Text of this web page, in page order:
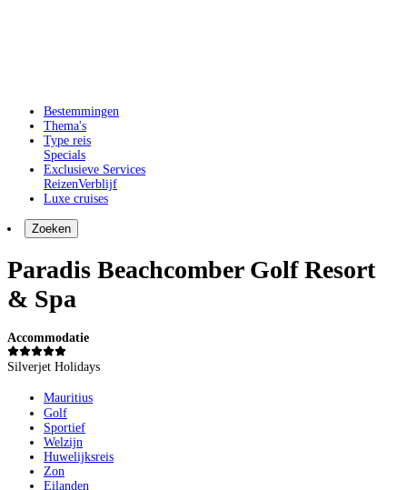
Bestemmingen
Thema's
Type reis
Specials
Exclusieve Services
ReizenVerblijf
Luxe cruises
Zoeken
Paradis Beachcomber Golf Resort
& Spa
Accommodatie
Silverjet Holidays
Mauritius
Golf
Sportief
Welzijn
Huwelijksreis
Zon
Eilanden